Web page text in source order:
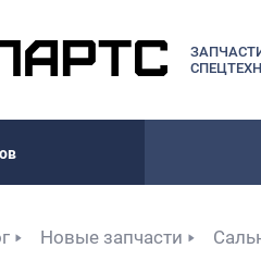
Новые запчасти